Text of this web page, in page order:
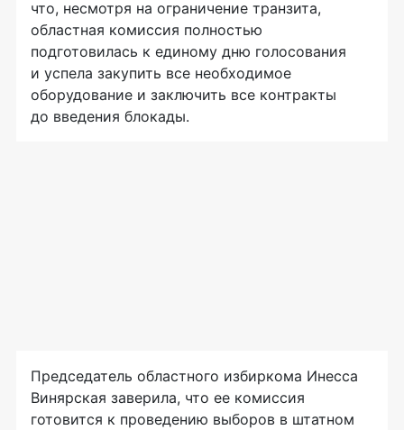
что, несмотря на ограничение транзита,
областная комиссия полностью
подготовилась к единому дню голосования
и успела закупить все необходимое
оборудование и заключить все контракты
до введения блокады.
Председатель областного избиркома Инесса
Винярская заверила, что ее комиссия
готовится к проведению выборов в штатном